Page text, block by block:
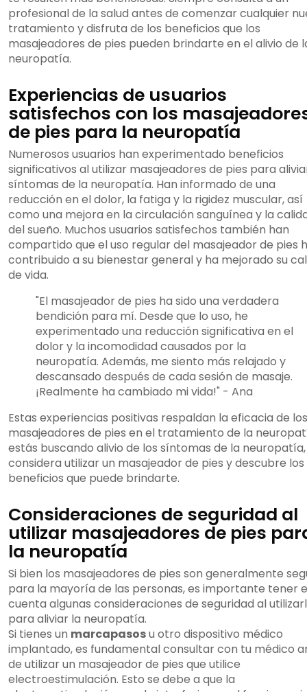
profesional de la salud antes de comenzar cualquier
tratamiento y disfruta de los beneficios que los
masajeadores de pies pueden brindarte en el alivio de
neuropatía.
Experiencias de usuarios
satisfechos con los
de pies para la neuropatía
Numerosos usuarios han experimentado beneficios
significativos al utilizar masajeadores de pies para
síntomas de la neuropatía. Han informado de una
reducción en el dolor, la fatiga y la rigidez muscular, así
como una mejora en la circulación sanguínea y la
del sueño. Muchos usuarios satisfechos también han
compartido que el uso regular del masajeador de pies
contribuido a su bienestar general y ha mejorado su
de vida.
"El masajeador de pies ha sido una verdadera
bendición para mí. Desde que lo uso, he
experimentado una reducción significativa en el
dolor y la incomodidad causados por la
neuropatía. Además, me siento más relajado y
descansado después de cada sesión de masaje.
¡Realmente ha cambiado mi vida!" - Ana
Estas experiencias positivas respaldan la eficacia de los
masajeadores de pies en el tratamiento de la
estás buscando alivio de los síntomas de la neuropatía,
considera utilizar un masajeador de pies y descubre los
beneficios que puede brindarte.
Consideraciones de seguridad al
utilizar masajeadores de pies
la neuropatía
Si bien los masajeadores de pies son generalmente
para la mayoría de las personas, es importante tener
cuenta algunas consideraciones de seguridad al
para aliviar la neuropatía.
Si tienes un marcapasosu otro dispositivo médico
implantado, es fundamental consultar con tu médico
de utilizar un masajeador de pies que utilice
electroestimulación. Esto se debe a que la